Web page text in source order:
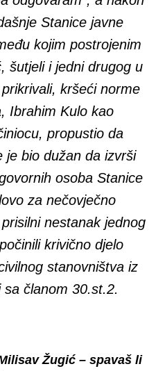
Stanice javne
kojim postrojenim
šutjeli i jedni drugog u
kršeći norme
Ibrahim Kulo kao
propustio da
je bio dužan da izvrši
osoba Stanice
za nečovječno
nestanak jednog
krivično djelo
stanovništva iz
članom 30.st.2.
Žugić – spavaš li